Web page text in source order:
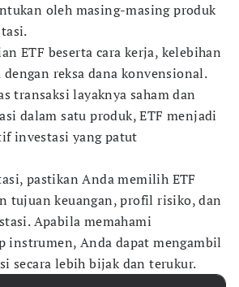
oleh masing-masing produk
ETF beserta cara kerja, kelebihan
reksa dana konvensional.
transaksi layaknya saham dan
dalam satu produk, ETF menjadi
investasi yang patut
pastikan Anda memilih ETF
tujuan keuangan, profil risiko, dan
Apabila memahami
instrumen, Anda dapat mengambil
secara lebih bijak dan terukur.